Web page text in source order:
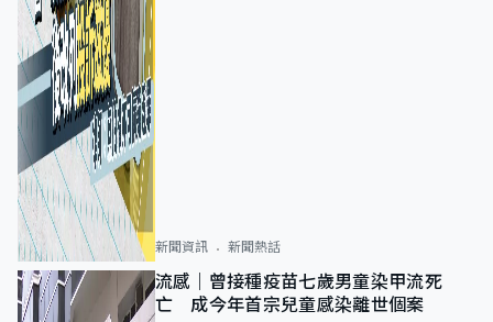
新聞資訊 新聞熱話
流感｜曾接種疫苗七歲男童染甲流死
亡 成今年首宗兒童感染離世個案